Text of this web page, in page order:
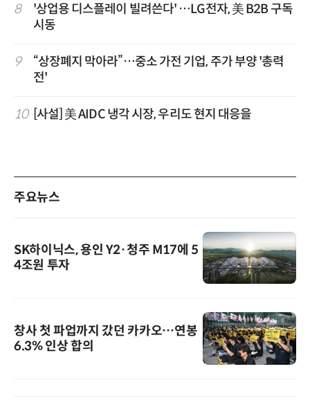
8
'상업용 디스플레이 빌려쓴다' …LG전자, 美 B2B 구독
시동
9
“상장폐지 막아라”…중소 가전 기업, 주가 부양 '총력
전'
10 [사설] 美 AIDC 냉각 시장, 우리도 현지 대응을
주요뉴스
SK하이닉스, 용인 Y2·청주 M17에 5
4조원 투자
창사 첫 파업까지 갔던 카카오…연봉
6.3% 인상 합의